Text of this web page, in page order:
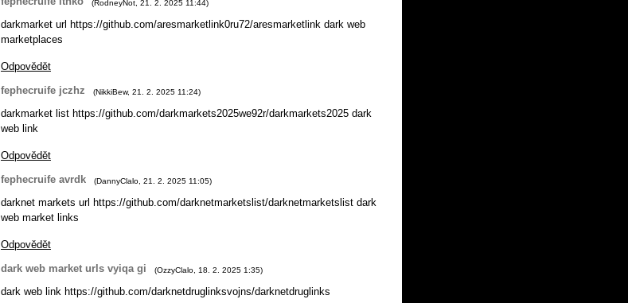
(RodneyNot 21. 2. 2025 11:44)
darkmarket url https://github.com/aresmarketlink0ru72/aresmarketlink dark web
marketplaces
Odpovědět
fephecruife jczhz
(NikkiBew, 21. 2. 2025 11:24)
darkmarket list https://github.com/darkmarkets2025we92r/darkmarkets2025 dark
web link
Odpovědět
fephecruife avrdk
(DannyClalo 21. 2. 2025 11:05)
darknet markets url https://github.com/darknetmarketslist/darknetmarketslist dark
web market links
Odpovědět
dark web market urls vyiqa gi
(OzzyClalo 18. 2. 2025 1:35)
dark web link https://github.com/darknetdruglinksvojns/darknetdruglinks